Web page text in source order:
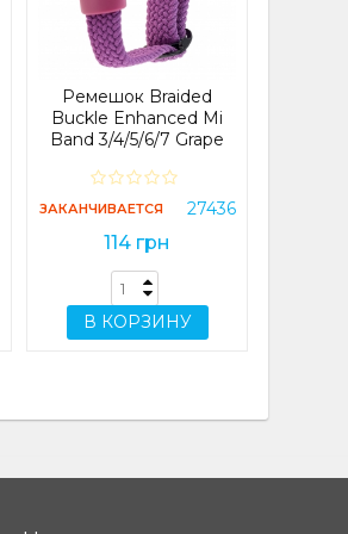
Ремешок Braided
Buckle Enhanced Mi
Band 3/4/5/6/7 Grape
ЗАКАНЧИВАЕТСЯ 27436
114 грн
В КОРЗИНУ